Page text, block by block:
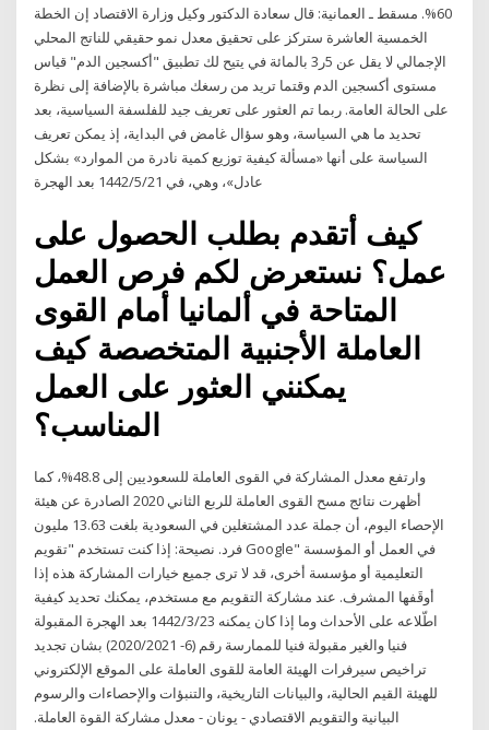
60%. مسقط ـ العمانية: قال سعادة الدكتور وكيل وزارة الاقتصاد إن الخطة
الخمسية العاشرة ستركز على تحقيق معدل نمو حقيقي للناتج المحلي
الإجمالي لا يقل عن 5ر3 بالمائة في يتيح لك تطبيق "أكسجين الدم" قياس
مستوى أكسجين الدم وقتما تريد من رسغك مباشرة بالإضافة إلى نظرة
على الحالة العامة. ربما تم العثور على تعريف جيد للفلسفة السياسية، بعد
تحديد ما هي السياسة، وهو سؤال غامض في البداية، إذ يمكن تعريف
السياسة على أنها «مسألة كيفية توزيع كمية نادرة من الموارد» بشكل
عادل»، وهي، في 21‏‏/5‏‏/1442 بعد الهجرة
كيف أتقدم بطلب الحصول على
عمل؟ نستعرض لكم فرص العمل
المتاحة في ألمانيا أمام القوى
العاملة الأجنبية المتخصصة كيف
يمكنني العثور على العمل
المناسب؟
وارتفع معدل المشاركة في القوى العاملة للسعوديين إلى 48.8%، كما
أظهرت نتائج مسح القوى العاملة للربع الثاني 2020 الصادرة عن هيئة
الإحصاء اليوم، أن جملة عدد المشتغلين في السعودية بلغت 13.63 مليون
فرد. نصيحة: إذا كنت تستخدم "تقويم Google" في العمل أو المؤسسة
التعليمية أو مؤسسة أخرى، قد لا ترى جميع خيارات المشاركة هذه إذا
أوقَفها المشرف. عند مشاركة التقويم مع مستخدم، يمكنك تحديد كيفية
اطّلاعه على الأحداث وما إذا كان يمكنه 23‏‏/3‏‏/1442 بعد الهجرة المقبولة
فنيا والغير مقبولة فنيا للممارسة رقم (6- 2020/2021) بشان تجديد
تراخيص سيرفرات الهيئة العامة للقوى العاملة على الموقع الإلكتروني
للهيئة القيم الحالية، والبيانات التاريخية، والتنبؤات والإحصاءات والرسوم
البيانية والتقويم الاقتصادي - يونان - معدل مشاركة القوة العاملة.